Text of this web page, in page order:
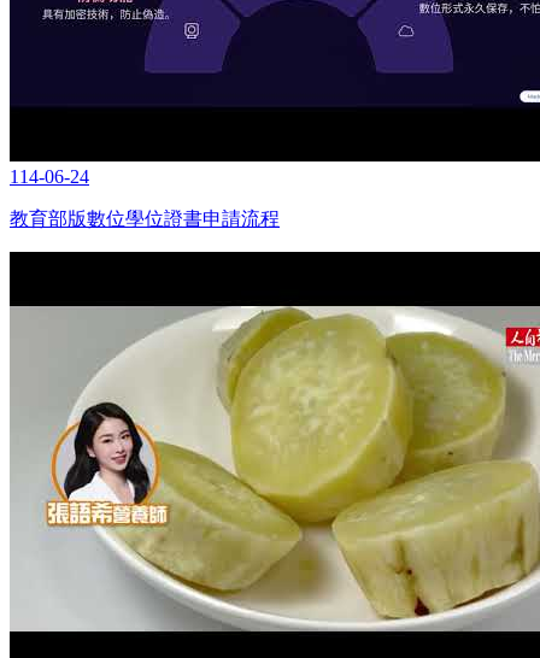
114-06-24
教育部版數位學位證書申請流程